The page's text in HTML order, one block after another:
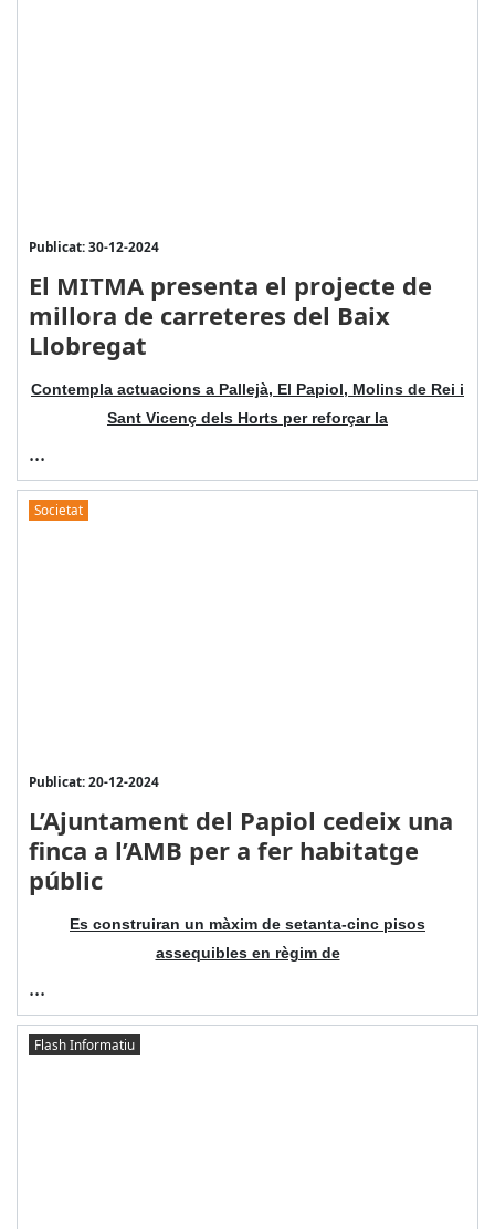
Publicat: 30-12-2024
El MITMA presenta el projecte de
millora de carreteres del Baix
Llobregat
Contempla actuacions a Pallejà, El Papiol, Molins de Rei i
Sant Vicenç dels Horts per reforçar la
...
Societat
Publicat: 20-12-2024
L’Ajuntament del Papiol cedeix una
finca a l’AMB per a fer habitatge
públic
Es construiran un màxim de setanta-cinc pisos
assequibles en règim de
...
Flash Informatiu